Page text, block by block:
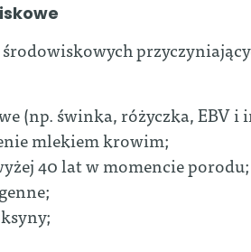
(np. świnka, różyczka, EBV i
mlekiem krowim;
40 lat w momencie porodu;